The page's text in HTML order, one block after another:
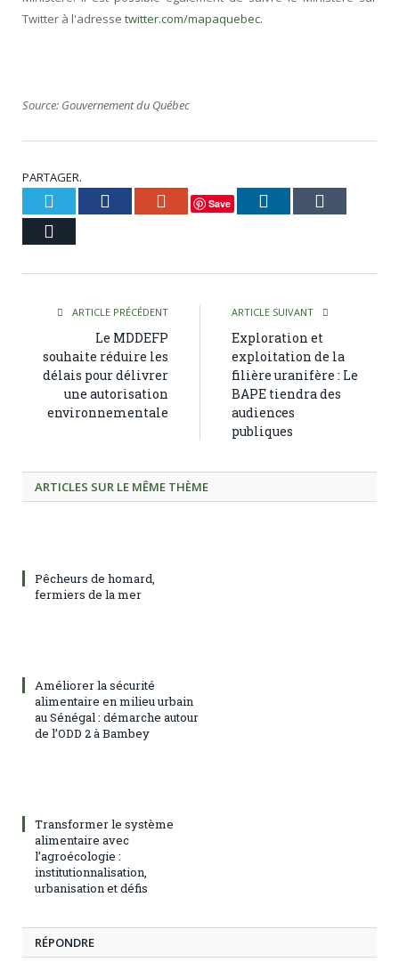
Twitter à l'adresse twitter.com/mapaquebec.
Source: Gouvernement du Québec
PARTAGER.
Twitter Facebook Google+
Save LinkedIn
ARTICLE PRÉCÉDENT
Le MDDEFP
souhaite réduire les
délais pour délivrer
une autorisation
environnementale
ARTICLE SUIVANT
Exploration et
exploitation de la
filière uranifère : Le
BAPE tiendra des
audiences
publiques
ARTICLES SUR LE MÊME THÈME
Pêcheurs de homard,
fermiers de la mer
Améliorer la sécurité
alimentaire en milieu urbain
au Sénégal : démarche autour
de l’ODD 2 à Bambey
Transformer le système
alimentaire avec
l’agroécologie :
institutionnalisation,
urbanisation et défis
RÉPONDRE